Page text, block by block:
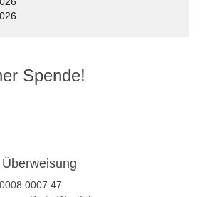
Spende!
0007 47